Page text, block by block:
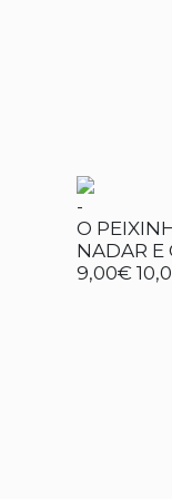
-
O
NADAR E
9,00€